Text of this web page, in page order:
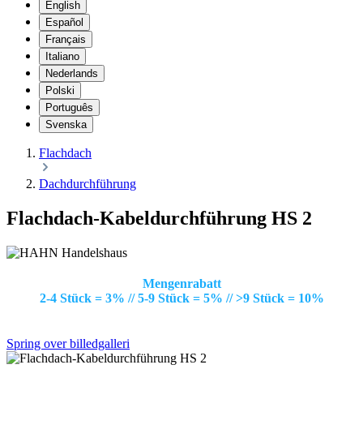
English
Español
Français
Italiano
Nederlands
Polski
Português
Svenska
Flachdach
Dachdurchführung
Flachdach-Kabeldurchführung HS 2
Mengenrabatt
2-4 Stück = 3% // 5-9 Stück = 5% // >9 Stück = 10%
Spring over billedgalleri